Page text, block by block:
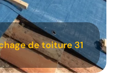
de toiture 31